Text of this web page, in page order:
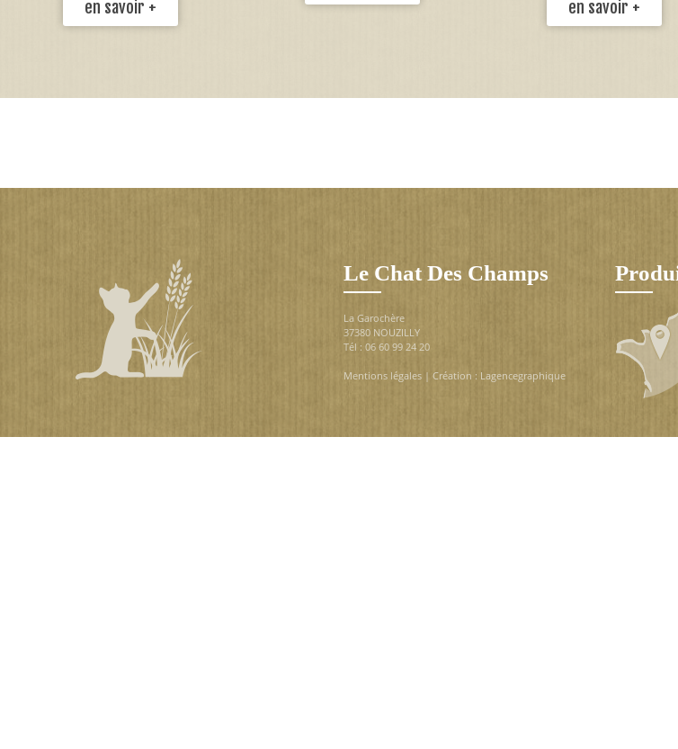
en savoir + en savoir +
Le Chat Des Champs
La Garochère
37380 NOUZILLY
Tél : 06 60 99 24 20
Mentions légales| Création : Lagencegraphique